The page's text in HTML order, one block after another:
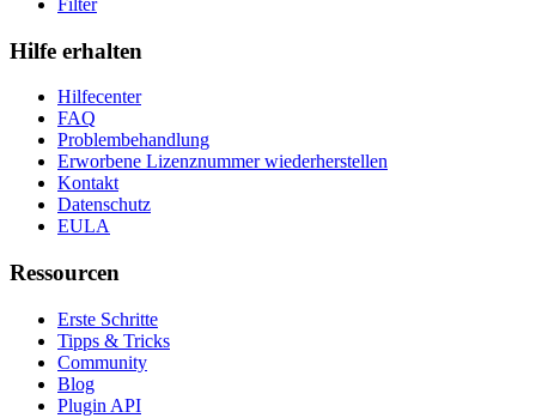
Hilfe erhalten
Hilfecenter
FAQ
Problembehandlung
Erworbene Lizenznummer wiederherstellen
Kontakt
Datenschutz
EULA
Ressourcen
Erste Schritte
Tipps & Tricks
Community
Blog
Plugin API